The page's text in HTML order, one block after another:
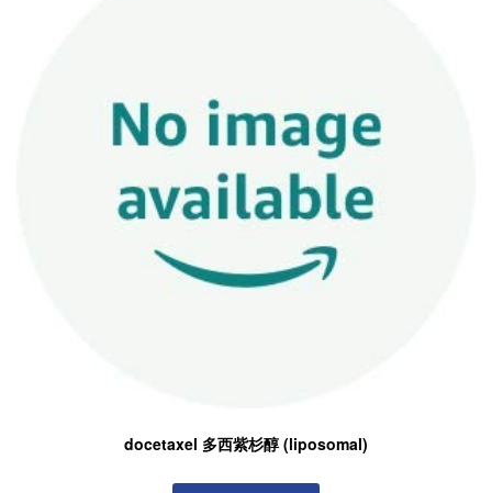
docetaxel 多西紫杉醇 (liposomal)